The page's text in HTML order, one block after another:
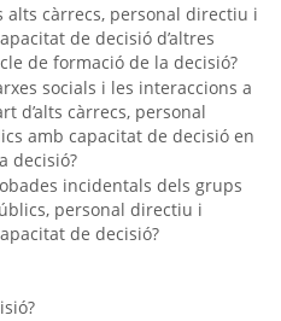
alts càrrecs, personal directiu i
de decisió d’altres
de formació de la decisió?
socials i les interaccions a
d’alts càrrecs, personal
amb capacitat de decisió en
decisió?
incidentals dels grups
personal directiu i
de decisió?